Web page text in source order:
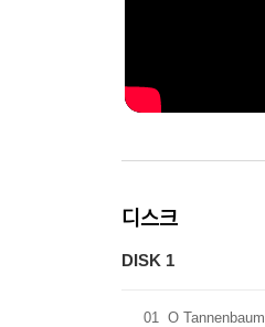
디스크
DISK 1
01 O Tannenbaum